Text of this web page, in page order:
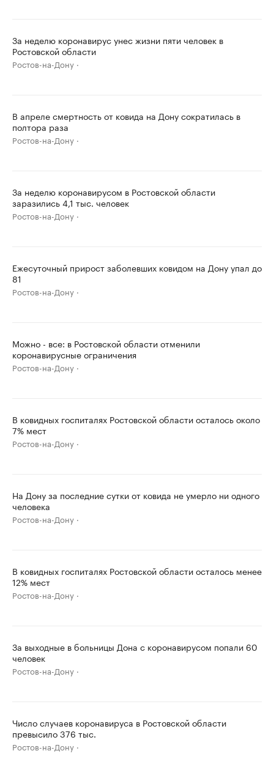
За неделю коронавирус унес жизни пяти человек в
Ростовской области
Ростов-на-Дону
В апреле смертность от ковида на Дону сократилась в
полтора раза
Ростов-на-Дону
За неделю коронавирусом в Ростовской области
заразились 4,1 тыс. человек
Ростов-на-Дону
Ежесуточный прирост заболевших ковидом на Дону упал до
81
Ростов-на-Дону
Можно - все: в Ростовской области отменили
коронавирусные ограничения
Ростов-на-Дону
В ковидных госпиталях Ростовской области осталось около
7% мест
Ростов-на-Дону
На Дону за последние сутки от ковида не умерло ни одного
человека
Ростов-на-Дону
В ковидных госпиталях Ростовской области осталось менее
12% мест
Ростов-на-Дону
За выходные в больницы Дона с коронавирусом попали 60
человек
Ростов-на-Дону
Число случаев коронавируса в Ростовской области
превысило 376 тыс.
Ростов-на-Дону